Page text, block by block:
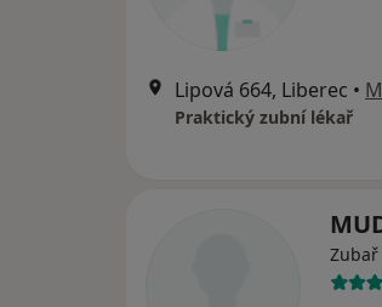
Lipová 664, Liberec •
Praktický zubní lékař
Zubař